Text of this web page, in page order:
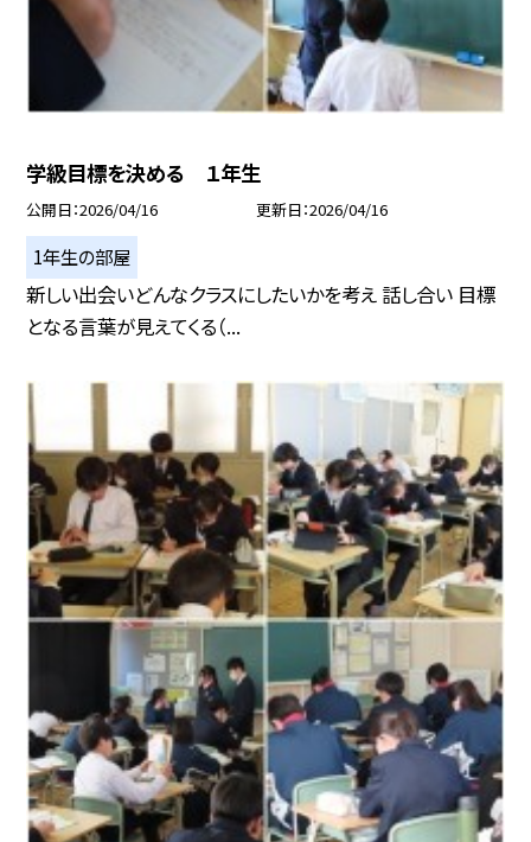
学級目標を決める １年生
公開日 2026/04/16 更新日 2026/04/16
1年生の部屋
新しい出会いどんなクラスにしたいかを考え 話し合い 目標
となる言葉が見えてくる（...